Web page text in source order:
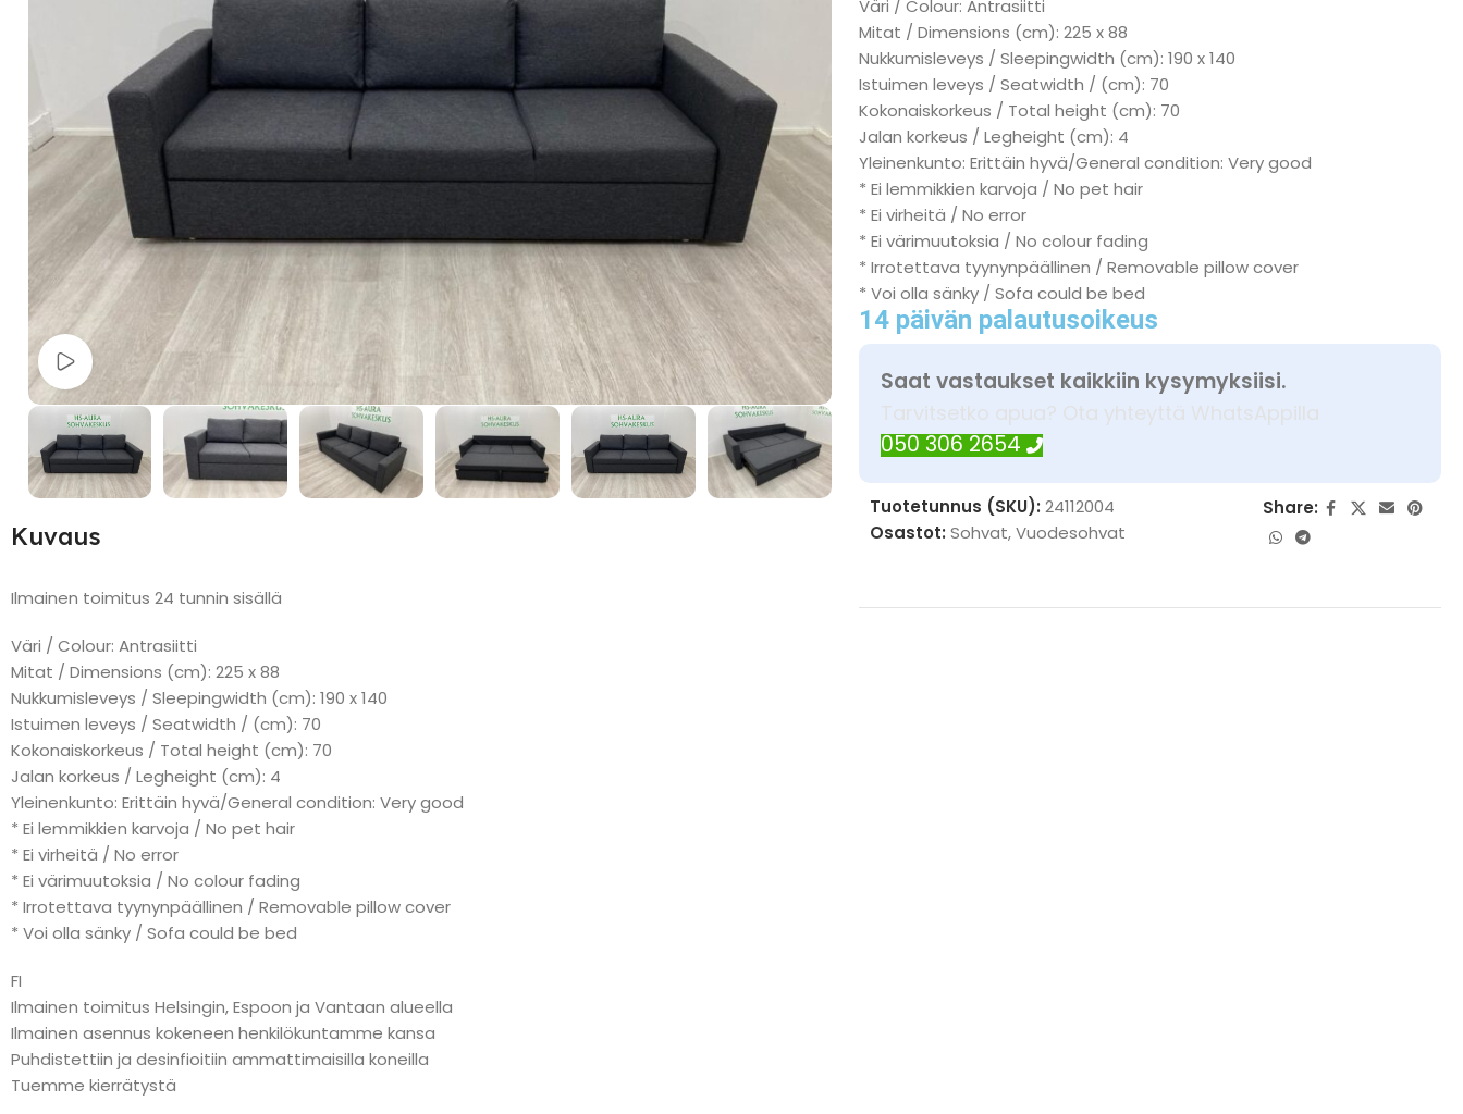
Watch video
Väri / Colour: Antrasiitti
Mitat / Dimensions (cm): 225 x 88
Nukkumisleveys / Sleepingwidth (cm): 190 x 140
Istuimen leveys / Seatwidth / (cm): 70
Kokonaiskorkeus / Total height (cm): 70
Jalan korkeus / Legheight (cm): 4
Yleinenkunto: Erittäin hyvä/General condition: Very good
* Ei lemmikkien karvoja / No pet hair
* Ei virheitä / No error
* Ei värimuutoksia / No colour fading
* Irrotettava tyynynpäällinen / Removable pillow cover
* Voi olla sänky / Sofa could be bed
14 päivän palautusoikeus
Saat vastaukset kaikkiin kysymyksiisi.
Tarvitsetko apua? Ota yhteyttä WhatsAppilla
050 306 2654
Tuotetunnus (SKU):24112004
Osastot: Sohvat,Vuodesohvat
Share:
Kuvaus
Ilmainen toimitus 24 tunnin sisällä
Väri / Colour: Antrasiitti
Mitat / Dimensions (cm): 225 x 88
Nukkumisleveys / Sleepingwidth (cm): 190 x 140
Istuimen leveys / Seatwidth / (cm): 70
Kokonaiskorkeus / Total height (cm): 70
Jalan korkeus / Legheight (cm): 4
Yleinenkunto: Erittäin hyvä/General condition: Very good
* Ei lemmikkien karvoja / No pet hair
* Ei virheitä / No error
* Ei värimuutoksia / No colour fading
* Irrotettava tyynynpäällinen / Removable pillow cover
* Voi olla sänky / Sofa could be bed
FI
Ilmainen toimitus Helsingin, Espoon ja Vantaan alueella
Ilmainen asennus kokeneen henkilökuntamme kansa
Puhdistettiin ja desinfioitiin ammattimaisilla koneilla
Tuemme kierrätystä